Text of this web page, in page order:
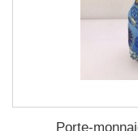
Porte-